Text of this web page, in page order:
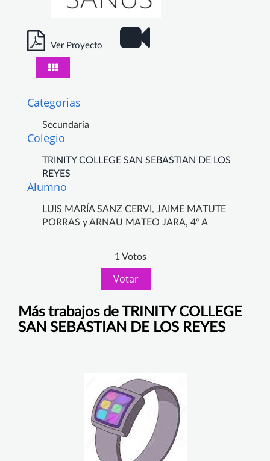
Ver Proyecto
Categorias
Secundaria
Colegio
TRINITY COLLEGE SAN SEBASTIAN DE LOS
REYES
Alumno
LUIS MARÍA SANZ CERVI, JAIME MATUTE
PORRAS y ARNAU MATEO JARA, 4º A
1 Votos
Votar
Más trabajos de TRINITY COLLEGE
SAN SEBASTIAN DE LOS REYES